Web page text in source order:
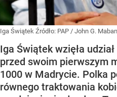
Iga Świątek Źródło: PAP / John G.
Iga Świątek wzięła
przed swoim pierwszym
1000 w Madrycie. Polka
równego traktowania